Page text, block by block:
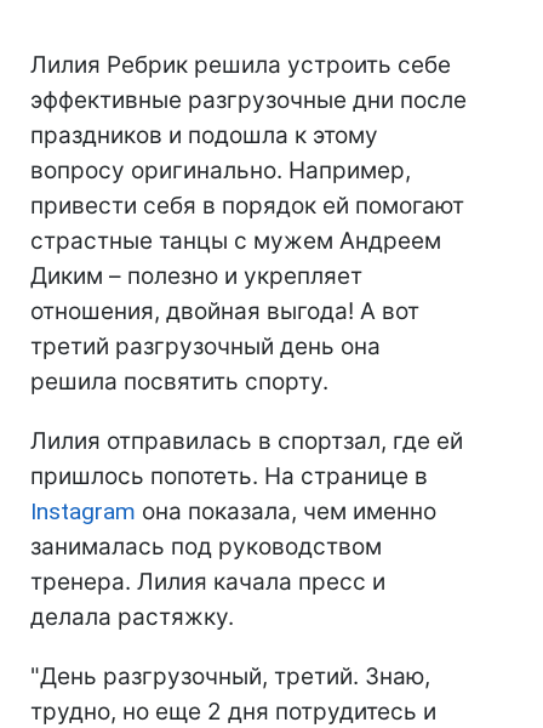
Лилия Ребрик решила устроить себе
эффективные разгрузочные дни после
праздников и подошла к этому
вопросу оригинально. Например,
привести себя в порядок ей помогают
страстные танцы с мужем Андреем
Диким – полезно и укрепляет
отношения, двойная выгода! А вот
третий разгрузочный день она
решила посвятить спорту.
Лилия отправилась в спортзал, где ей
пришлось попотеть. На странице в
Instagram она показала, чем именно
занималась под руководством
тренера. Лилия качала пресс и
делала растяжку.
"День разгрузочный, третий. Знаю,
трудно, но еще 2 дня потрудитесь и